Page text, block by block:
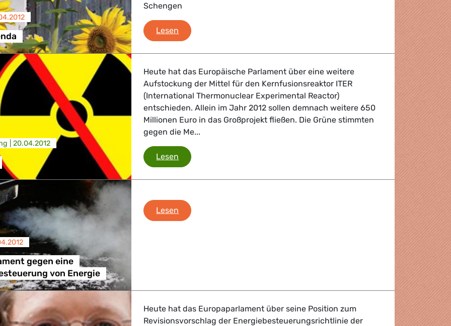
Landwirtschaft
Digitales & Kultur
Verbraucherschutz
Sicherheit, Migration, Entwicklung
Schengen
Lesen Brüssel Agenda
| 20.04.2012
Heute hat das Europäische Parlament über eine weitere
Aufstockung der Mittel für den Kernfusionsreaktor ITER
(International Thermonuclear Experimental Reactor)
entschieden. Allein im Jahr 2012 sollen demnach weitere 650
Millionen Euro in das Großprojekt fließen. Die Grüne stimmten
gegen die Me...
Lesen Kernfusion
gegen eine
von Energie
Lesen Europaparlament gegen eine effiziente Besteuerung von Energie
Heute hat das Europaparlament über seine Position zum
Revisionsvorschlag der Energiebesteuerungsrichtlinie der